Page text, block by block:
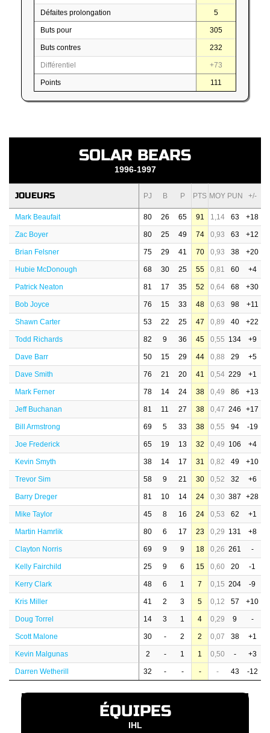
Défaites prolongation 5
Buts pour 305
Buts contres 232
Différentiel +73
Points 111
SOLAR BEARS
1996-1997
JOUEURS PJ B P PTS MOY PUN +/-
Mark Beaufait 80 26 65 91 1,14 63 +18
Zac Boyer 80 25 49 74 0,93 63 +12
Brian Felsner 75 29 41 70 0,93 38 +20
Hubie McDonough 68 30 25 55 0,81 60 +4
Patrick Neaton 81 17 35 52 0,64 68 +30
Bob Joyce 76 15 33 48 0,63 98 +11
Shawn Carter 53 22 25 47 0,89 40 +22
Todd Richards 82 9 36 45 0,55 134 +9
Dave Barr 50 15 29 44 0,88 29 +5
Dave Smith 76 21 20 41 0,54 229 +1
Mark Ferner 78 14 24 38 0,49 86 +13
Jeff Buchanan 81 11 27 38 0,47 246 +17
Bill Armstrong 69 5 33 38 0,55 94 -19
Joe Frederick 65 19 13 32 0,49 106 +4
Kevin Smyth 38 14 17 31 0,82 49 +10
Trevor Sim 58 9 21 30 0,52 32 +6
Barry Dreger 81 10 14 24 0,30 387 +28
Mike Taylor 45 8 16 24 0,53 62 +1
Martin Hamrlik 80 6 17 23 0,29 131 +8
Clayton Norris 69 9 9 18 0,26 261 -
Kelly Fairchild 25 9 6 15 0,60 20 -1
Kerry Clark 48 6 1 7 0,15 204 -9
Kris Miller 41 2 3 5 0,12 57 +10
Doug Torrel 14 3 1 4 0,29 9 -
Scott Malone 30 - 2 2 0,07 38 +1
Kevin Malgunas 2 - 1 1 0,50 - +3
Darren Wetherill 32 - - - - 43 -12
ÉQUIPES
IHL